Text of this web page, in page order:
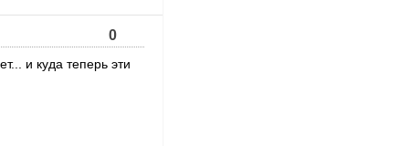
0
и куда теперь эти